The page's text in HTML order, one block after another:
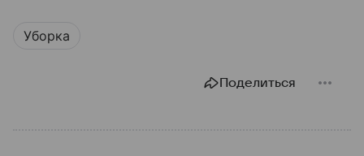
Уборка
Поделиться